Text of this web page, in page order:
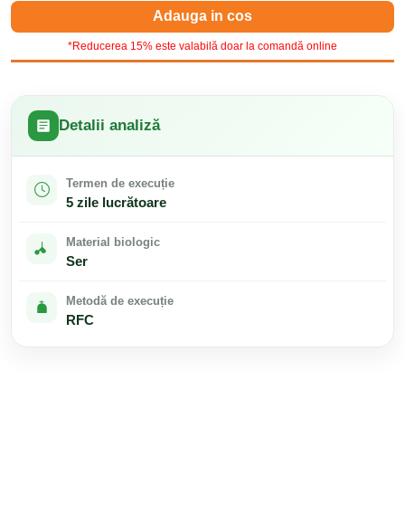
Adauga in cos
*Reducerea 15% este valabilă doar la comandă online
Detalii analiză
Termen de execuție
5 zile lucrătoare
Material biologic
Ser
Metodă de execuție
RFC